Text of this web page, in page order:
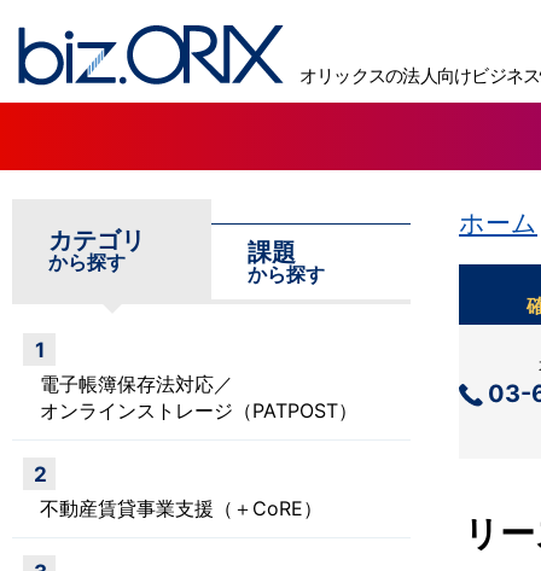
オリックスの法人向けビジネ
ホーム
03-
リ
カテゴリ
から探す 課題
から探す
1
電子帳簿保存法対応／
オンラインストレージ（PATPOST）
2
不動産賃貸事業支援（＋CoRE）